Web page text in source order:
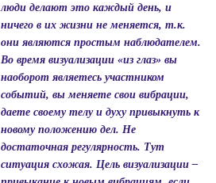
люди делают это каждый день, и
ничего в их жизни не меняется, т.к.
они являются простым наблюдателем.
Во время визуализации «из глаз» вы
наоборот являетесь участником
событий, вы меняете свои вибрации,
даете своему телу и духу привыкнуть к
новому положению дел. Не
достаточная регулярность. Тут
ситуация схожая. Цель визуализации –